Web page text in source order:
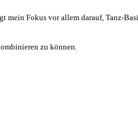
Fokus vor allem darauf, Tanz-
zu können.